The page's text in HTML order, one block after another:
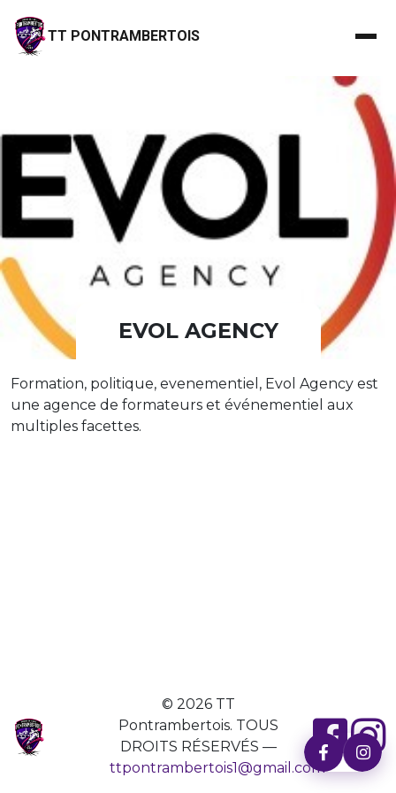
TT PONTRAMBERTOIS
EVOL AGENCY
Formation, politique, evenementiel, Evol Agency est
une agence de formateurs et événementiel aux
multiples facettes.
© 2026 TT
Pontrambertois. TOUS
DROITS RÉSERVÉS —
ttpontrambertois1@gmail.com